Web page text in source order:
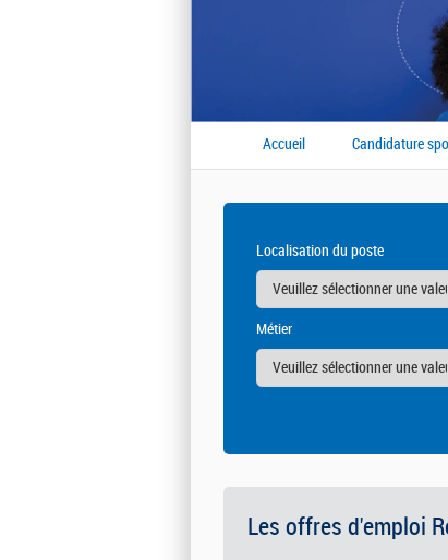
Accueil Candidature
Localisation du poste
Métier
Les offres d'emploi